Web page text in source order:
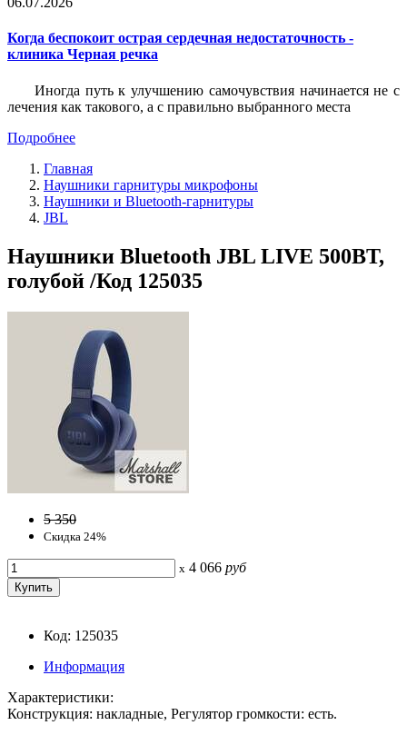
Когда беспокоит острая сердечная недостаточность -
клиника Черная речка
Иногда путь к улучшению самочувствия начинается не с
лечения как такового, а с правильно выбранного места
Подробнее
Главная
Наушники гарнитуры микрофоны
Наушники и Bluetooth-гарнитуры
JBL
Наушники Bluetooth JBL LIVE 500BT,
голубой /Код 125035
5 350
Скидка 24%
x 4 066 руб
Код: 125035
Информация
Характеристики:
Конструкция: накладные, Регулятор громкости: есть.